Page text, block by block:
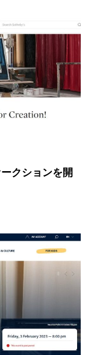
クションを開